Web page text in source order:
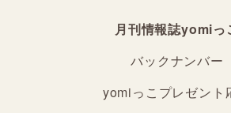
月刊情報誌yomiっ
バックナンバー
yomiっこプレゼント